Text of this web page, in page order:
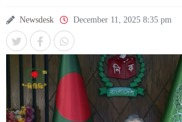
Newsdesk December 11, 2025 8:35 pm